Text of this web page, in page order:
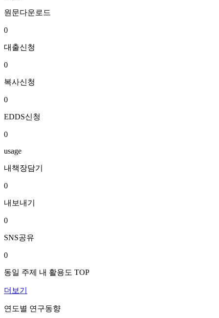
원문다운로드
0
대출신청
0
복사신청
0
EDDS신청
0
usage
내책장담기
0
내보내기
0
SNS공유
0
동일 주제 내 활용도 TOP
더보기
연도별 연구동향